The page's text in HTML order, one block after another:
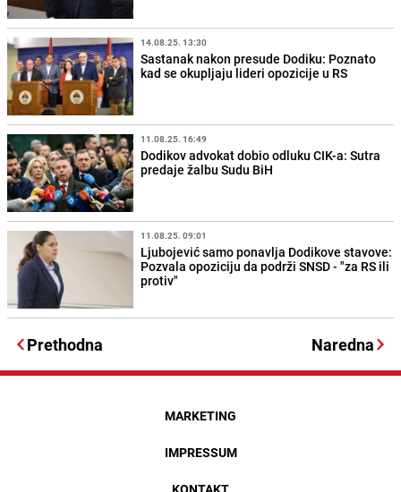
14.08.25. 13:30
Sastanak nakon presude Dodiku: Poznato
kad se okupljaju lideri opozicije u RS
11.08.25. 16:49
Dodikov advokat dobio odluku CIK-a: Sutra
predaje žalbu Sudu BiH
11.08.25. 09:01
Ljubojević samo ponavlja Dodikove stavove:
Pozvala opoziciju da podrži SNSD - "za RS ili
protiv"
Prethodna Naredna
MARKETING
IMPRESSUM